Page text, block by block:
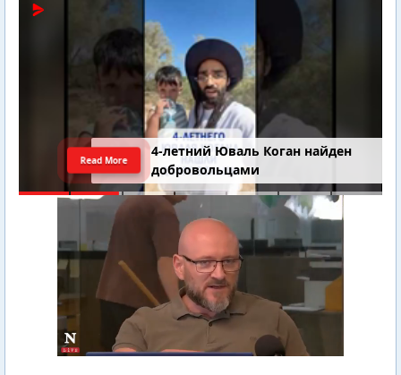
Последний шанс Ирана. Теракт в
Самарии // Новости Израиля.
Шарп. Финкель. Дубнов
Read More